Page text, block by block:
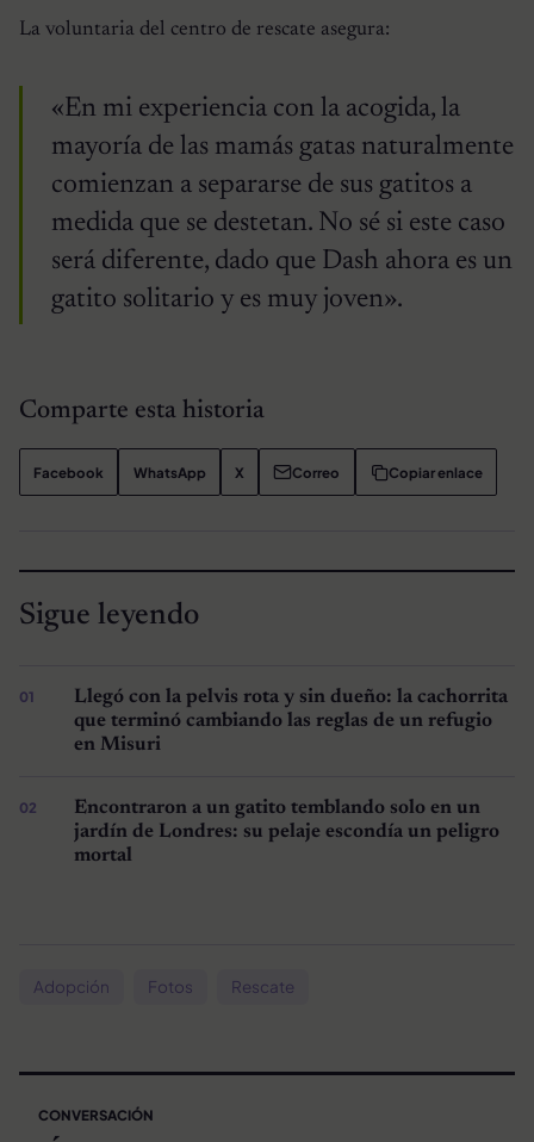
La voluntaria del centro de rescate asegura:
«En mi experiencia con la acogida, la
mayoría de las mamás gatas naturalmente
comienzan a separarse de sus gatitos a
medida que se destetan. No sé si este caso
será diferente, dado que Dash ahora es un
gatito solitario y es muy joven».
Comparte esta historia
Facebook WhatsApp X Correo Copiar enlace
Sigue leyendo
Llegó con la pelvis rota y sin dueño: la cachorrita
que terminó cambiando las reglas de un refugio
en Misuri
Encontraron a un gatito temblando solo en un
jardín de Londres: su pelaje escondía un peligro
mortal
Adopción Fotos Rescate
CONVERSACIÓN